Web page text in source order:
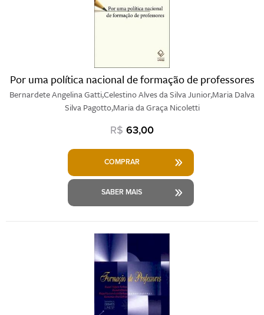
Por uma política nacional de formação de professores
Bernardete Angelina Gatti,Celestino Alves da Silva Junior,Maria Dalva
Silva Pagotto,Maria da Graça Nicoletti
R$ 63,00
COMPRAR
SABER MAIS